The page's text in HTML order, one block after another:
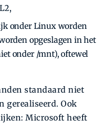
onder Linux worden
opge­slagen in het
onder /mnt), oftewel
standaard niet
gerealiseerd. Ook
Microsoft heeft